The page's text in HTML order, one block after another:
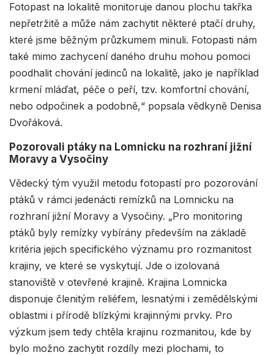
Fotopast na lokalitě monitoruje danou plochu takřka
nepřetržitě a může nám zachytit některé ptačí druhy,
které jsme běžným průzkumem minuli. Fotopasti nám
také mimo zachycení daného druhu mohou pomoci
poodhalit chování jedinců na lokalitě, jako je například
krmení mláďat, péče o peří, tzv. komfortní chování,
nebo odpočinek a podobně,“ popsala vědkyně Denisa
Dvořáková.
Pozorovali ptáky na Lomnicku na rozhraní jižní
Moravy a Vysočiny
Vědecký tým využil metodu fotopastí pro pozorování
ptáků v rámci jedenácti remízků na Lomnicku na
rozhraní jižní Moravy a Vysočiny. „Pro monitoring
ptáků byly remízky vybírány především na základě
kritéria jejich specifického významu pro rozmanitost
krajiny, ve které se vyskytují. Jde o izolovaná
stanoviště v otevřené krajině. Krajina Lomnicka
disponuje členitým reliéfem, lesnatými i zemědělskými
oblastmi i přírodě blízkými krajinnými prvky. Pro
výzkum jsem tedy chtěla krajinu rozmanitou, kde by
bylo možno zachytit rozdíly mezi plochami, to